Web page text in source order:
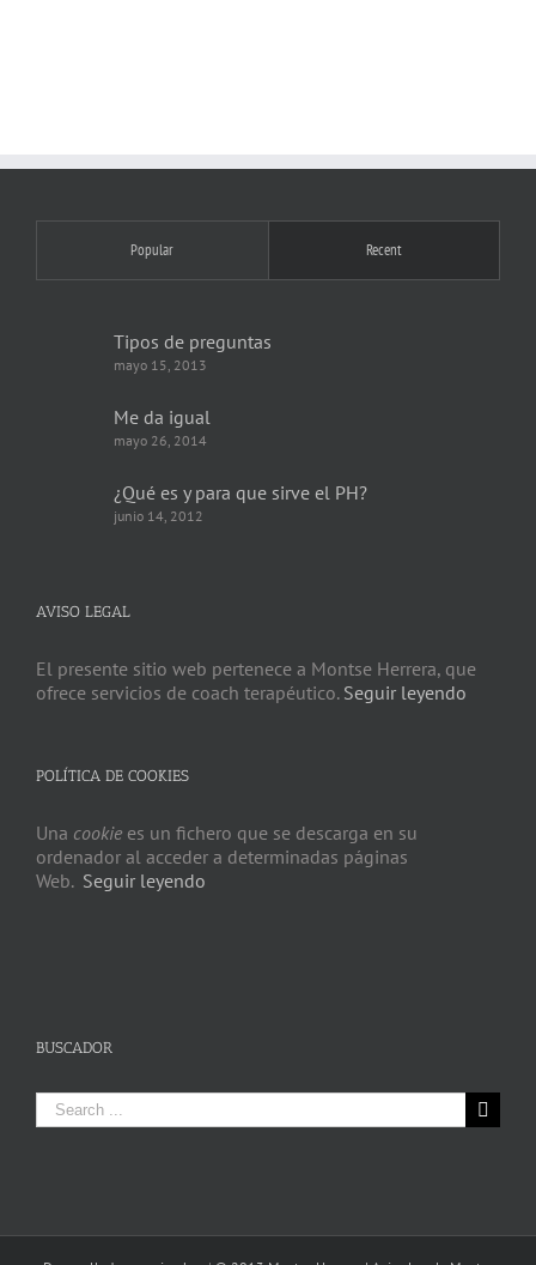
Popular Recent
Tipos de preguntas
mayo 15, 2013
Me da igual
mayo 26, 2014
¿Qué es y para que sirve el PH?
junio 14, 2012
AVISO LEGAL
El presente sitio web pertenece a Montse Herrera, que
ofrece servicios de coach terapéutico. Seguir leyendo
POLÍTICA DE COOKIES
Una cookie es un fichero que se descarga en su
ordenador al acceder a determinadas páginas
Web. Seguir leyendo
BUSCADOR
Search
for: